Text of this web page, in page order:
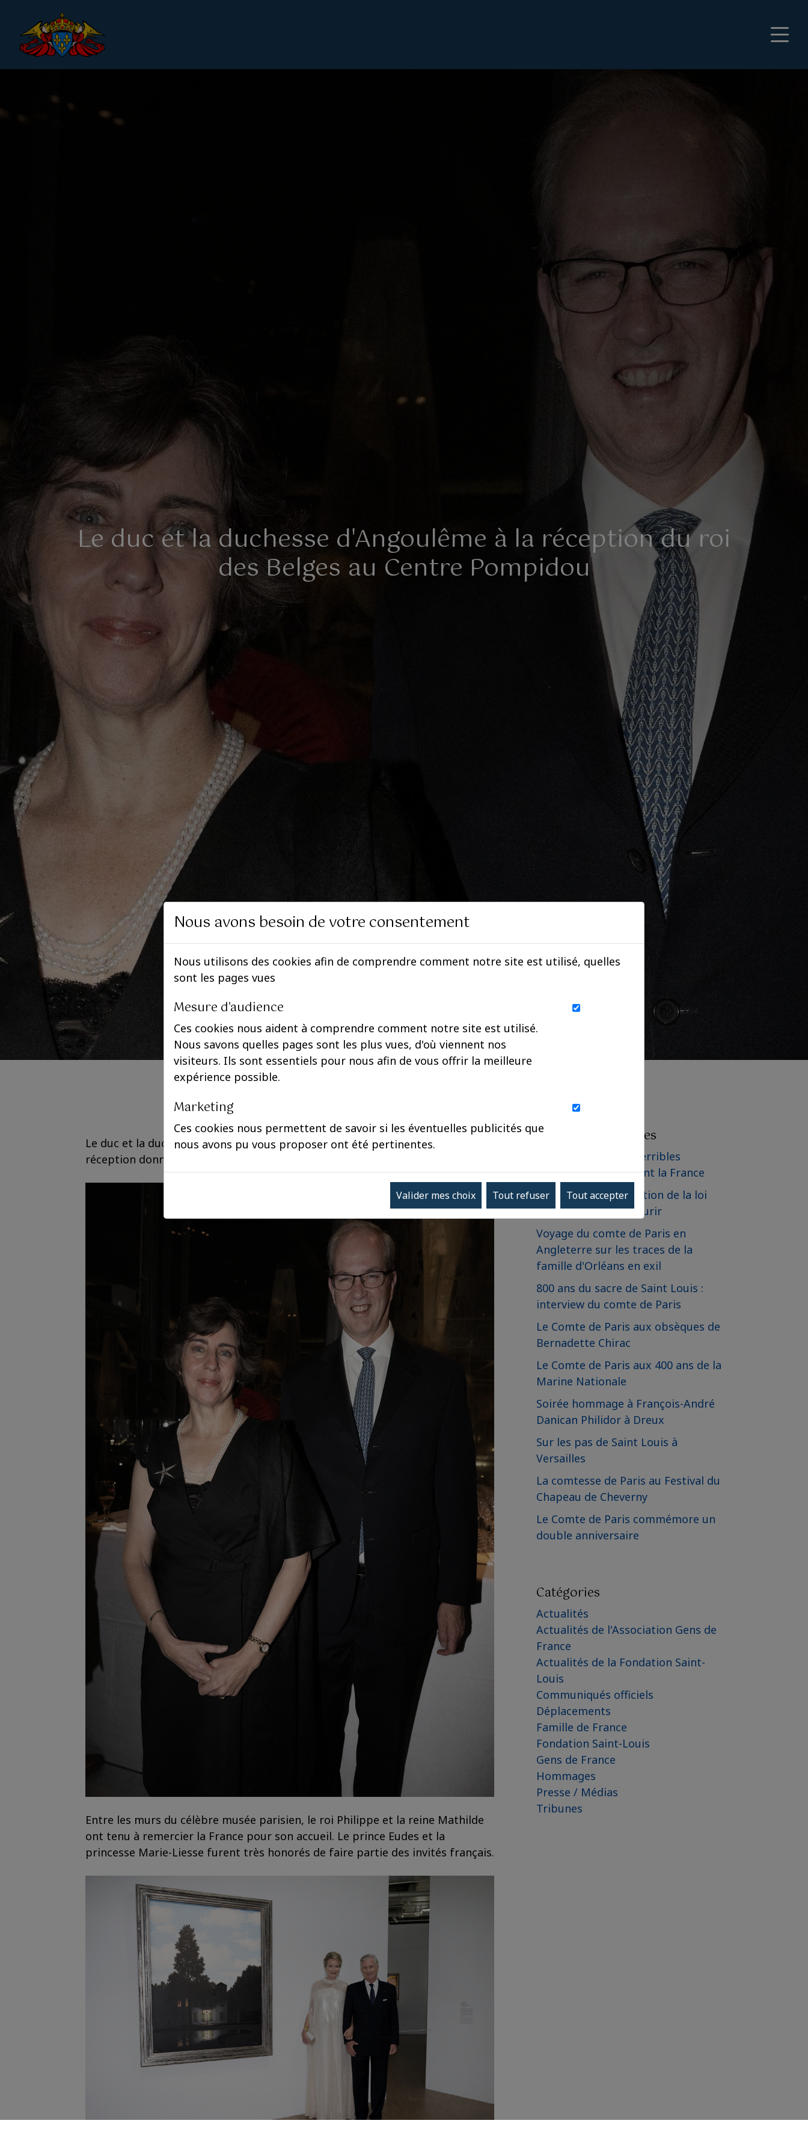
Le duc et la duchesse d'Angoulême à la réception du roi
des Belges au Centre Pompidou
Le duc et la duchesse d'Angoulême étaient invités le 15 octobre 2024 à la
réception donnée au Centre Pompidou par le roi et la reine des Belges.
Entre les murs du célèbre musée parisien, le roi Philippe et la reine Mathilde
ont tenu à remercier la France pour son accueil. Le prince Eudes et la
princesse Marie-Liesse furent très honorés de faire partie des invités français.
Les derniers articles
Communiqué - Les terribles
incendies qui frappent la France
Communiqué - Adoption de la loi
relative à l'aide à mourir
Voyage du comte de Paris en
Angleterre sur les traces de la
famille d'Orléans en exil
800 ans du sacre de Saint Louis :
interview du comte de Paris
Le Comte de Paris aux obsèques de
Bernadette Chirac
Le Comte de Paris aux 400 ans de la
Marine Nationale
Soirée hommage à François-André
Danican Philidor à Dreux
Sur les pas de Saint Louis à
Versailles
La comtesse de Paris au Festival du
Chapeau de Cheverny
Le Comte de Paris commémore un
double anniversaire
Catégories
Actualités
Actualités de l'Association Gens de
France
Actualités de la Fondation Saint-
Louis
Communiqués officiels
Déplacements
Famille de France
Fondation Saint-Louis
Gens de France
Hommages
Presse / Médias
Tribunes
Nous avons besoin de votre consentement
Nous utilisons des cookies afin de comprendre comment notre site est utilisé, quelles
sont les pages vues
Mesure d'audience
Ces cookies nous aident à comprendre comment notre site est utilisé.
Nous savons quelles pages sont les plus vues, d'où viennent nos
visiteurs. Ils sont essentiels pour nous afin de vous offrir la meilleure
expérience possible.
Marketing
Ces cookies nous permettent de savoir si les éventuelles publicités que
nous avons pu vous proposer ont été pertinentes.
Valider mes choix Tout refuser Tout accepter